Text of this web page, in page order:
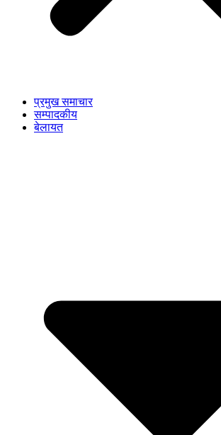
प्रमुख समाचार
सम्पादकीय
बेलायत